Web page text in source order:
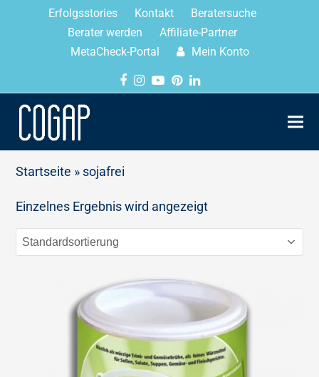
Erfolgsstories Kontakt
Beratersuche
Berater werden
Affiliate-Partner
MetaCheck-Portal
Mein Konto
Startseite » sojafrei
Einzelnes Ergebnis wird angezeigt